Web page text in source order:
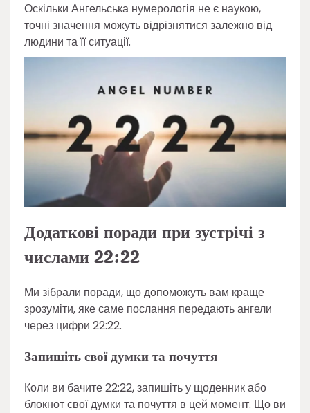
Оскільки Ангельська нумерологія не є наукою,
точні значення можуть відрізнятися залежно від
людини та її ситуації.
Додаткові поради при зустрічі з
числами 22:22
Ми зібрали поради, що допоможуть вам краще
зрозуміти, яке саме послання передають ангели
через цифри 22:22.
Запишіть свої думки та почуття
Коли ви бачите 22:22, запишіть у щоденник або
блокнот свої думки та почуття в цей момент. Що ви